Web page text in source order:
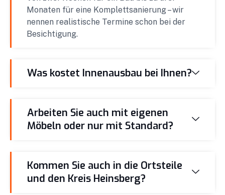
Monaten für eine Komplettsanierung – wir
nennen realistische Termine schon bei der
Besichtigung.
Was kostet Innenausbau bei Ihnen?
Arbeiten Sie auch mit eigenen
Möbeln oder nur mit Standard?
Kommen Sie auch in die Ortsteile
und den Kreis Heinsberg?